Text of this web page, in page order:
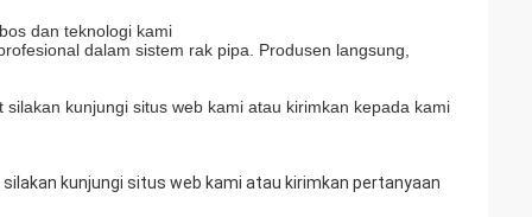
dan teknologi kami
dalam sistem rak pipa. Produsen langsung,
kunjungi situs web kami atau kirimkan kepada kami
kunjungi situs web kami atau kirimkan pertanyaan